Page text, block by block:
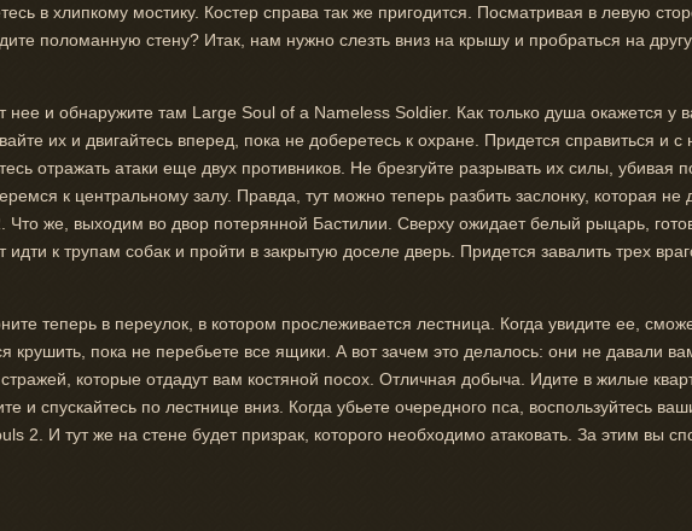
в хлипкому мостику. Костер справа так же пригодится. Посматривая в левую
поломанную стену? Итак, нам нужно слезть вниз на крышу и пробраться на
нее и обнаружите там Large Soul of a Nameless Soldier. Как только душа окажется у
их и двигайтесь вперед, пока не доберетесь к охране. Придется справиться и с
отражать атаки еще двух противников. Не брезгуйте разрывать их силы, убивая
к центральному залу. Правда, тут можно теперь разбить заслонку, которая не
же, выходим во двор потерянной Бастилии. Сверху ожидает белый рыцарь,
к трупам собак и пройти в закрытую доселе дверь. Придется завалить трех
теперь в переулок, в котором прослеживается лестница. Когда увидите ее,
крушить, пока не перебьете все ящики. А вот зачем это делалось: они не давали
которые отдадут вам костяной посох. Отличная добыча. Идите в жилые
и спускайтесь по лестнице вниз. Когда убьете очередного пса, воспользуйтесь
2. И тут же на стене будет призрак, которого необходимо атаковать. За этим вы